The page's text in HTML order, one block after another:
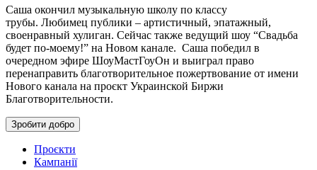
Саша окончил музыкальную школу по классу
трубы. Любимец публики – артистичный, эпатажный,
своенравный хулиган. Сейчас также ведущий шоу “Свадьба
будет по-моему!” на Новом канале. Саша победил в
очередном эфире ШоуМастГоуОн и выиграл право
перенаправить благотворительное пожертвование от имени
Нового канала на проєкт Украинской Биржи
Благотворительности.
Зробити добро
Проєкти
Кампанії